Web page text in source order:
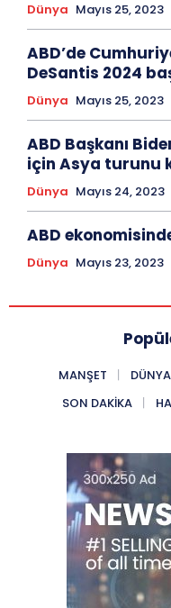
Dünya Mayıs 25, 2023
ABD’de
DeSantis 2024
Dünya Mayıs 25, 2023
ABD Başkanı
için Asya turunu
Dünya Mayıs 24, 2023
ABD
Dünya Mayıs 23, 2023
MANŞET DÜNYA
SON DAKIKA